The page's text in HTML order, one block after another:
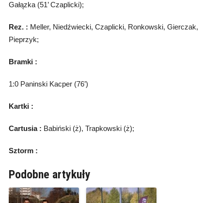
Gałązka (51’ Czaplicki);
Rez. : Meller, Niedźwiecki, Czaplicki, Ronkowski, Gierczak,
Pieprzyk;
Bramki :
1:0 Paninski Kacper (76’)
Kartki :
Cartusia : Babiński (ż), Trapkowski (ż);
Sztorm :
Podobne artykuły